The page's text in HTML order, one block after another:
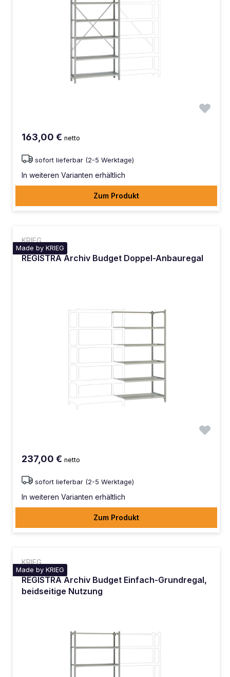
163,00 € netto
sofort lieferbar (2-5 Werktage)
In weiteren Varianten erhältlich
Zum Produkt
KRIEG
Made by KRIEG
REGISTRA Archiv Budget Doppel-Anbauregal
237,00 € netto
sofort lieferbar (2-5 Werktage)
In weiteren Varianten erhältlich
Zum Produkt
KRIEG
Made by KRIEG
REGISTRA Archiv Budget Einfach-Grundregal,
beidseitige Nutzung